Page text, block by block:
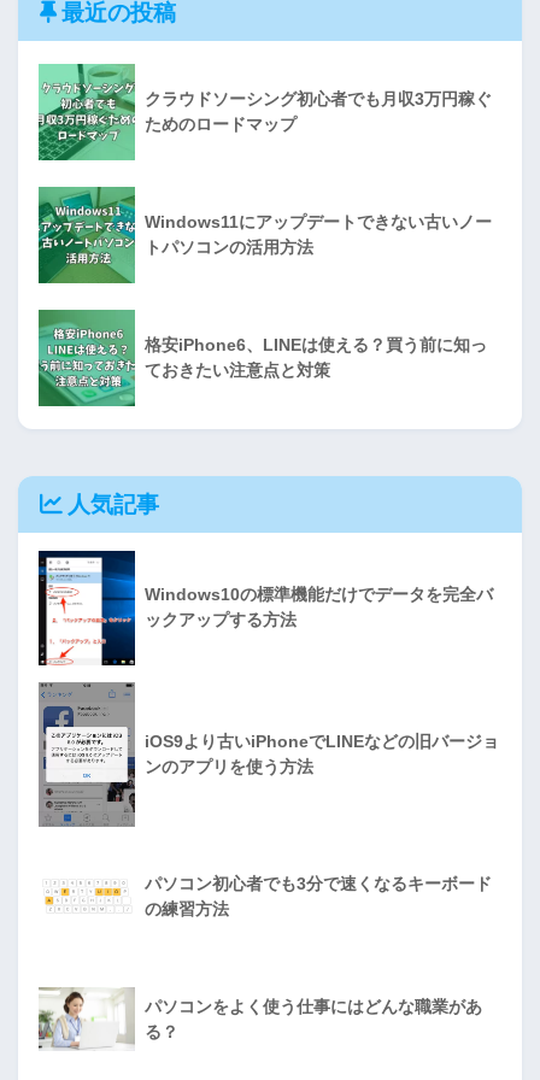
最近の投稿
クラウドソーシング初心者でも月収3万円稼ぐ
ためのロードマップ
Windows11にアップデートできない古いノー
トパソコンの活用方法
格安iPhone6、LINEは使える？買う前に知っ
ておきたい注意点と対策
人気記事
Windows10の標準機能だけでデータを完全バ
ックアップする方法
iOS9より古いiPhoneでLINEなどの旧バージョ
ンのアプリを使う方法
パソコン初心者でも3分で速くなるキーボード
の練習方法
パソコンをよく使う仕事にはどんな職業があ
る？